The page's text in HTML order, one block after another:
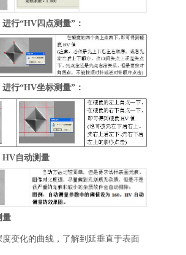
行“HV四点测量”：
行“HV坐标测量”：
HV自动测量
量
变化的曲线，了解到延垂直于表面